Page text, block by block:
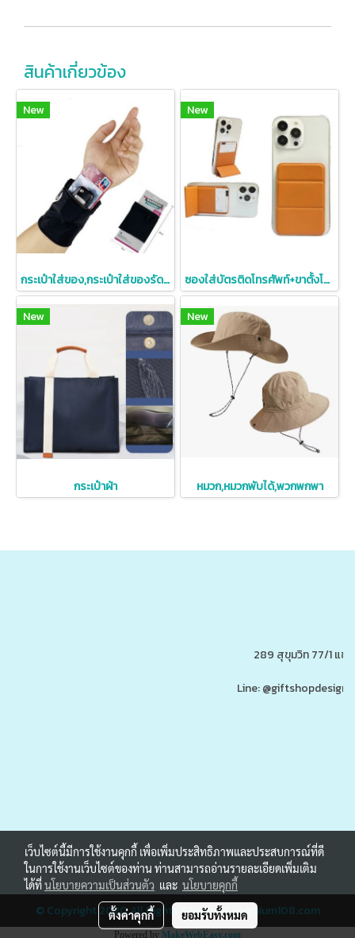
สินค้าเกี่ยวข้อง
New
กระเป๋าใส่ของ,กระเป๋าใส่ของรัดข้อมือ
New
ซองใส่บัตรติดโทรศัพท์+ขาตั้งโทรศัพท์มือถือ,ขาตั้ง Smartphone,Phone Card Holder Stand
New
กระเป๋าผ้า
New
หมวก,หมวกพับได้,พวกพกพา
289 สุขุมวิท 77/1 แข
Line:
© Copyright 2020 All Rights Reserved.premium108.com
Powered by MakeWebEasy.com
เว็บไซต์นี้มีการใช้งานคุกกี้ เพื่อเพิ่มประสิทธิภาพและประสบการณ์ที่ดี
ในการใช้งานเว็บไซต์ของท่าน ท่านสามารถอ่านรายละเอียดเพิ่มเติม
ได้ที่นโยบายความเป็นส่วนตัว และ นโยบายคุกกี้
ตั้งค่าคุกกี้ ยอมรับทั้งหมด